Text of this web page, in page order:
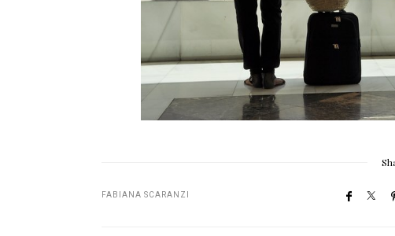
FABIANA SCARANZI